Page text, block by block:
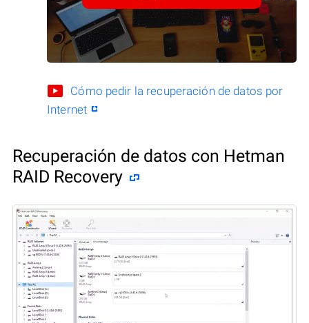
Cómo pedir la recuperación de datos por
Internet
Recuperación de datos con Hetman
RAID Recovery